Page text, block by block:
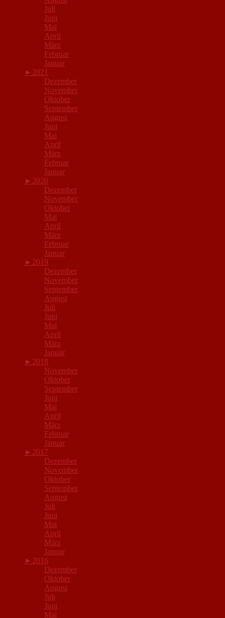
Juli
Juni
Mai
April
März
Februar
Januar
► 2021
Dezember
November
Oktober
September
August
Juni
Mai
April
März
Februar
Januar
► 2020
Dezember
November
Oktober
Mai
April
März
Februar
Januar
► 2019
Dezember
November
September
August
Juli
Juni
Mai
April
März
Januar
► 2018
November
Oktober
September
Juni
Mai
April
März
Februar
Januar
► 2017
Dezember
November
Oktober
September
August
Juli
Juni
Mai
April
März
Januar
► 2016
Dezember
Oktober
August
Juli
Juni
Mai